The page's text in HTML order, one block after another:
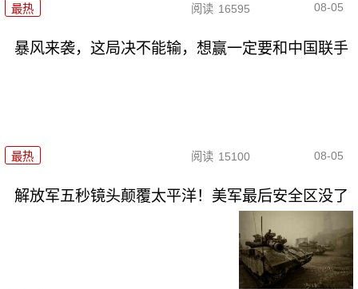
最热 阅读 16595 08-05
暴风来袭，这局决不能输，想赢一定要和中国联手
最热 阅读 15100 08-05
解放军五秒镜头颠覆太平洋！美军最后安全区没了